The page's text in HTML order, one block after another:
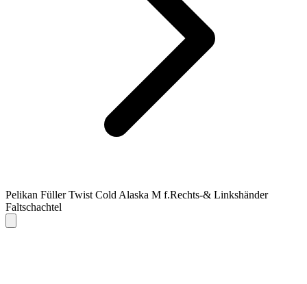
Pelikan Füller Twist Cold Alaska M f.Rechts-& Linkshänder
Faltschachtel